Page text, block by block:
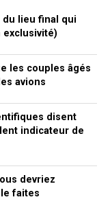
du lieu final qui
les couples âgés
avions
disent
indicateur de
devriez
faites